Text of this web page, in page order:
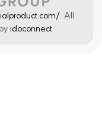
. All
idoconnect